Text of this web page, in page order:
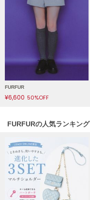
HUNTER
HOKA ONEONE
キーン
LAATO
ラート
le
ル
le coq sportif
ルコックスポルティフ
FURFUR
¥6,600 50%OFF
FURFURの人気ランキング